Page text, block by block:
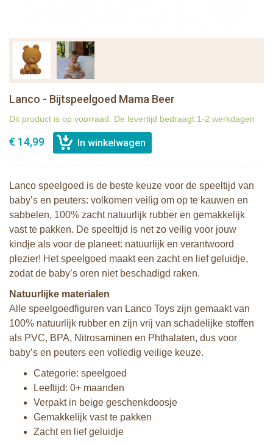
Lanco - Bijtspeelgoed Mama Beer
Dit product is op voorraad. De levertijd bedraagt 1-2 werkdagen
€ 14,99
Lanco speelgoed is de beste keuze voor de speeltijd van
baby’s en peuters: volkomen veilig om op te kauwen en
sabbelen, 100% zacht natuurlijk rubber en gemakkelijk
vast te pakken. De speeltijd is net zo veilig voor jouw
kindje als voor de planeet: natuurlijk en verantwoord
plezier! Het speelgoed maakt een zacht en lief geluidje,
zodat de baby’s oren niet beschadigd raken.
Natuurlijke materialen
Alle speelgoedfiguren van Lanco Toys zijn gemaakt van
100% natuurlijk rubber en zijn vrij van schadelijke stoffen
als PVC, BPA, Nitrosaminen en Phthalaten, dus voor
baby’s en peuters een volledig veilige keuze.
Categorie: speelgoed
Leeftijd: 0+ maanden
Verpakt in beige geschenkdoosje
Gemakkelijk vast te pakken
Zacht en lief geluidje